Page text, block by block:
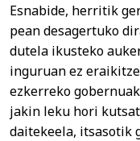
Esnabide, herritik
pean desagertuko
dutela ikusteko
inguruan ez
ezkerreko
jakin leku hori
daitekeela, itsasotik